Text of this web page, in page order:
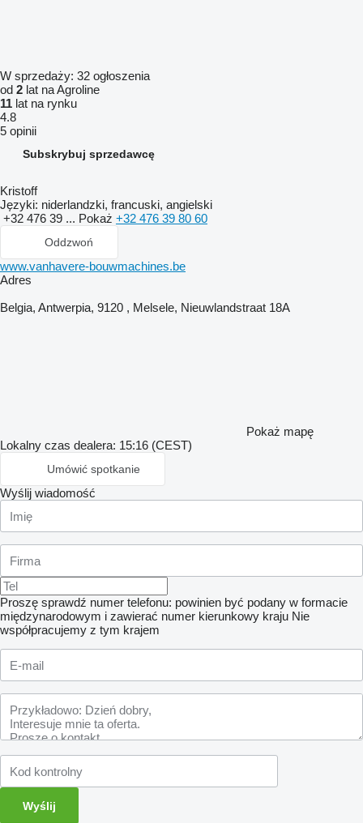
W sprzedaży: 32 ogłoszenia
od 2 lat na Agroline
11 lat na rynku
4.8
5 opinii
Subskrybuj sprzedawcę
Kristoff
Języki: niderlandzki, francuski, angielski
+32 476 39 ... Pokaż +32 476 39 80 60
Oddzwoń
www.vanhavere-bouwmachines.be
Adres
Belgia, Antwerpia, 9120 , Melsele, Nieuwlandstraat 18A
Pokaż mapę
Lokalny czas dealera: 15:16 (CEST)
Umówić spotkanie
Wyślij wiadomość
Proszę sprawdź numer telefonu: powinien być podany w formacie
międzynarodowym i zawierać numer kierunkowy kraju Nie
współpracujemy z tym krajem